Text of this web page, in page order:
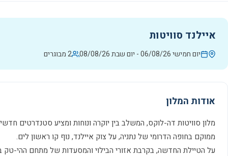
איילנד סוויטות
יום חמישי 06/08/26 - יום שבת 08/08/26 2 מבוגרים
אודות המלון
מלון סוויטות דה-לוקס, המשלב בין יוקרה ונוחות ומציע סטנדרטים
ממוקם בחופה הדרומי של נתניה, על צוק איילנד, נוף קו ראשון לים.
על הטיילת החדשה, בקרבת אזורי הבילוי והמסעדות של מתחם ההי-טק